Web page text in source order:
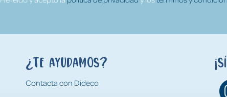
¿Te ayudamos?
Contacta con Dideco